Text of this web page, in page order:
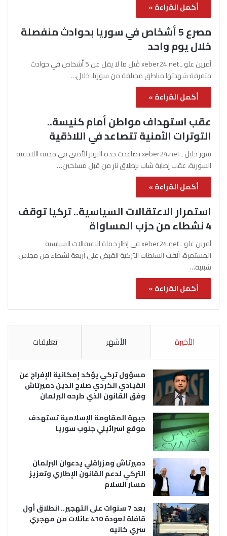
أكمل القراءة »
مصرع 5 أشخاص في سوريا بحوادث منفصلة
خلال يوم واحد
آفرين علو ـ xeber24.net قُتل ما لا يقل عن 5 أشخاص في حوادث
متفرقة شهدتها مناطق مختلفة من سوريا، خلال…
أكمل القراءة »
عقب استهداف مواطن أمام كنيسة..
التوترات الأمنية تتصاعد في اللاذقية
سوز خليل ـ xeber24.net تصاعدت حدة التوتر الأمني في مدينة اللاذقية
السورية، عقب إصابة شاب بإطلاق نار من قبل مسلحين…
أكمل القراءة »
استمرار الاعتقالات السياسية.. تركيا توقف
4 نشطاء من حزب المساواة
آفرين علو ـ xeber24.net في إطار حملة الاعتقالات السياسية
المستمرة، ألقت السلطات التركية القبض على أربعة نشطاء من مجلس
شبيبة…
أكمل القراءة »
الأخيرة الأشهر تعليقات
مسؤول تركي يؤكد إمكانية الإفراج عن
القيادي الكردي صلاح الدين دميرتاش
وفق القانون الذي طرحه البرلمان
جبهة المقاومة الإسلامية تستهدف
موقع اسرائيلي جنوب سوريا
دميرتاش ومزراقلي يدعوان البرلمان
التركي لدعم القانون الإطاري وتعزيز
مسار السلام
بعد 7 سنوات على التهجير.. انطلاق أول
قافلة لعودة 410 عائلات من مهجري
سري كانيه